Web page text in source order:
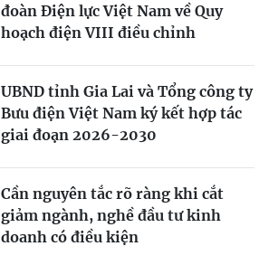
đoàn Điện lực Việt Nam về Quy
hoạch điện VIII điều chỉnh
UBND tỉnh Gia Lai và Tổng công ty
Bưu điện Việt Nam ký kết hợp tác
giai đoạn 2026-2030
Cần nguyên tắc rõ ràng khi cắt
giảm ngành, nghề đầu tư kinh
doanh có điều kiện